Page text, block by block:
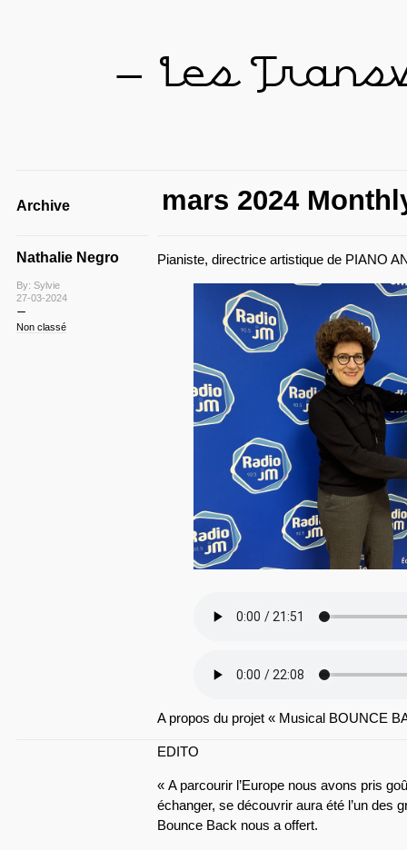
— Les
Archive mars 2024
Nathalie Negro
By: Sylvie
27-03-2024
Non classé
Pianiste, directrice artistique de PIANO
A propos du projet « Musical BOUNCE
EDITO
« A parcourir l’Europe nous avons pris
échanger, se découvrir aura été l’un des
Bounce Back nous a offert.